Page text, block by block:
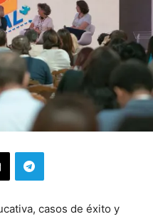
casos de éxito y